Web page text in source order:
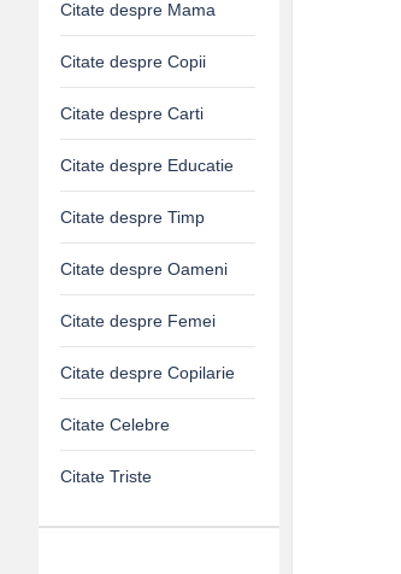
Citate despre Mama
Citate despre Copii
Citate despre Carti
Citate despre Educatie
Citate despre Timp
Citate despre Oameni
Citate despre Femei
Citate despre Copilarie
Citate Celebre
Citate Triste